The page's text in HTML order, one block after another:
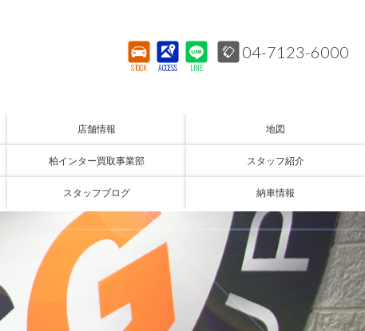
STOCK ACCESS LINE
04-7123-6000
店舗情報 地図
柏インター買取事業部 スタッフ紹介
スタッフブログ 納車情報